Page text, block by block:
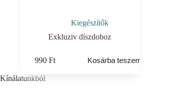
Kiegészítők
Exkluziv díszdoboz
990 Ft Kosárba teszem
Kínálatunkból